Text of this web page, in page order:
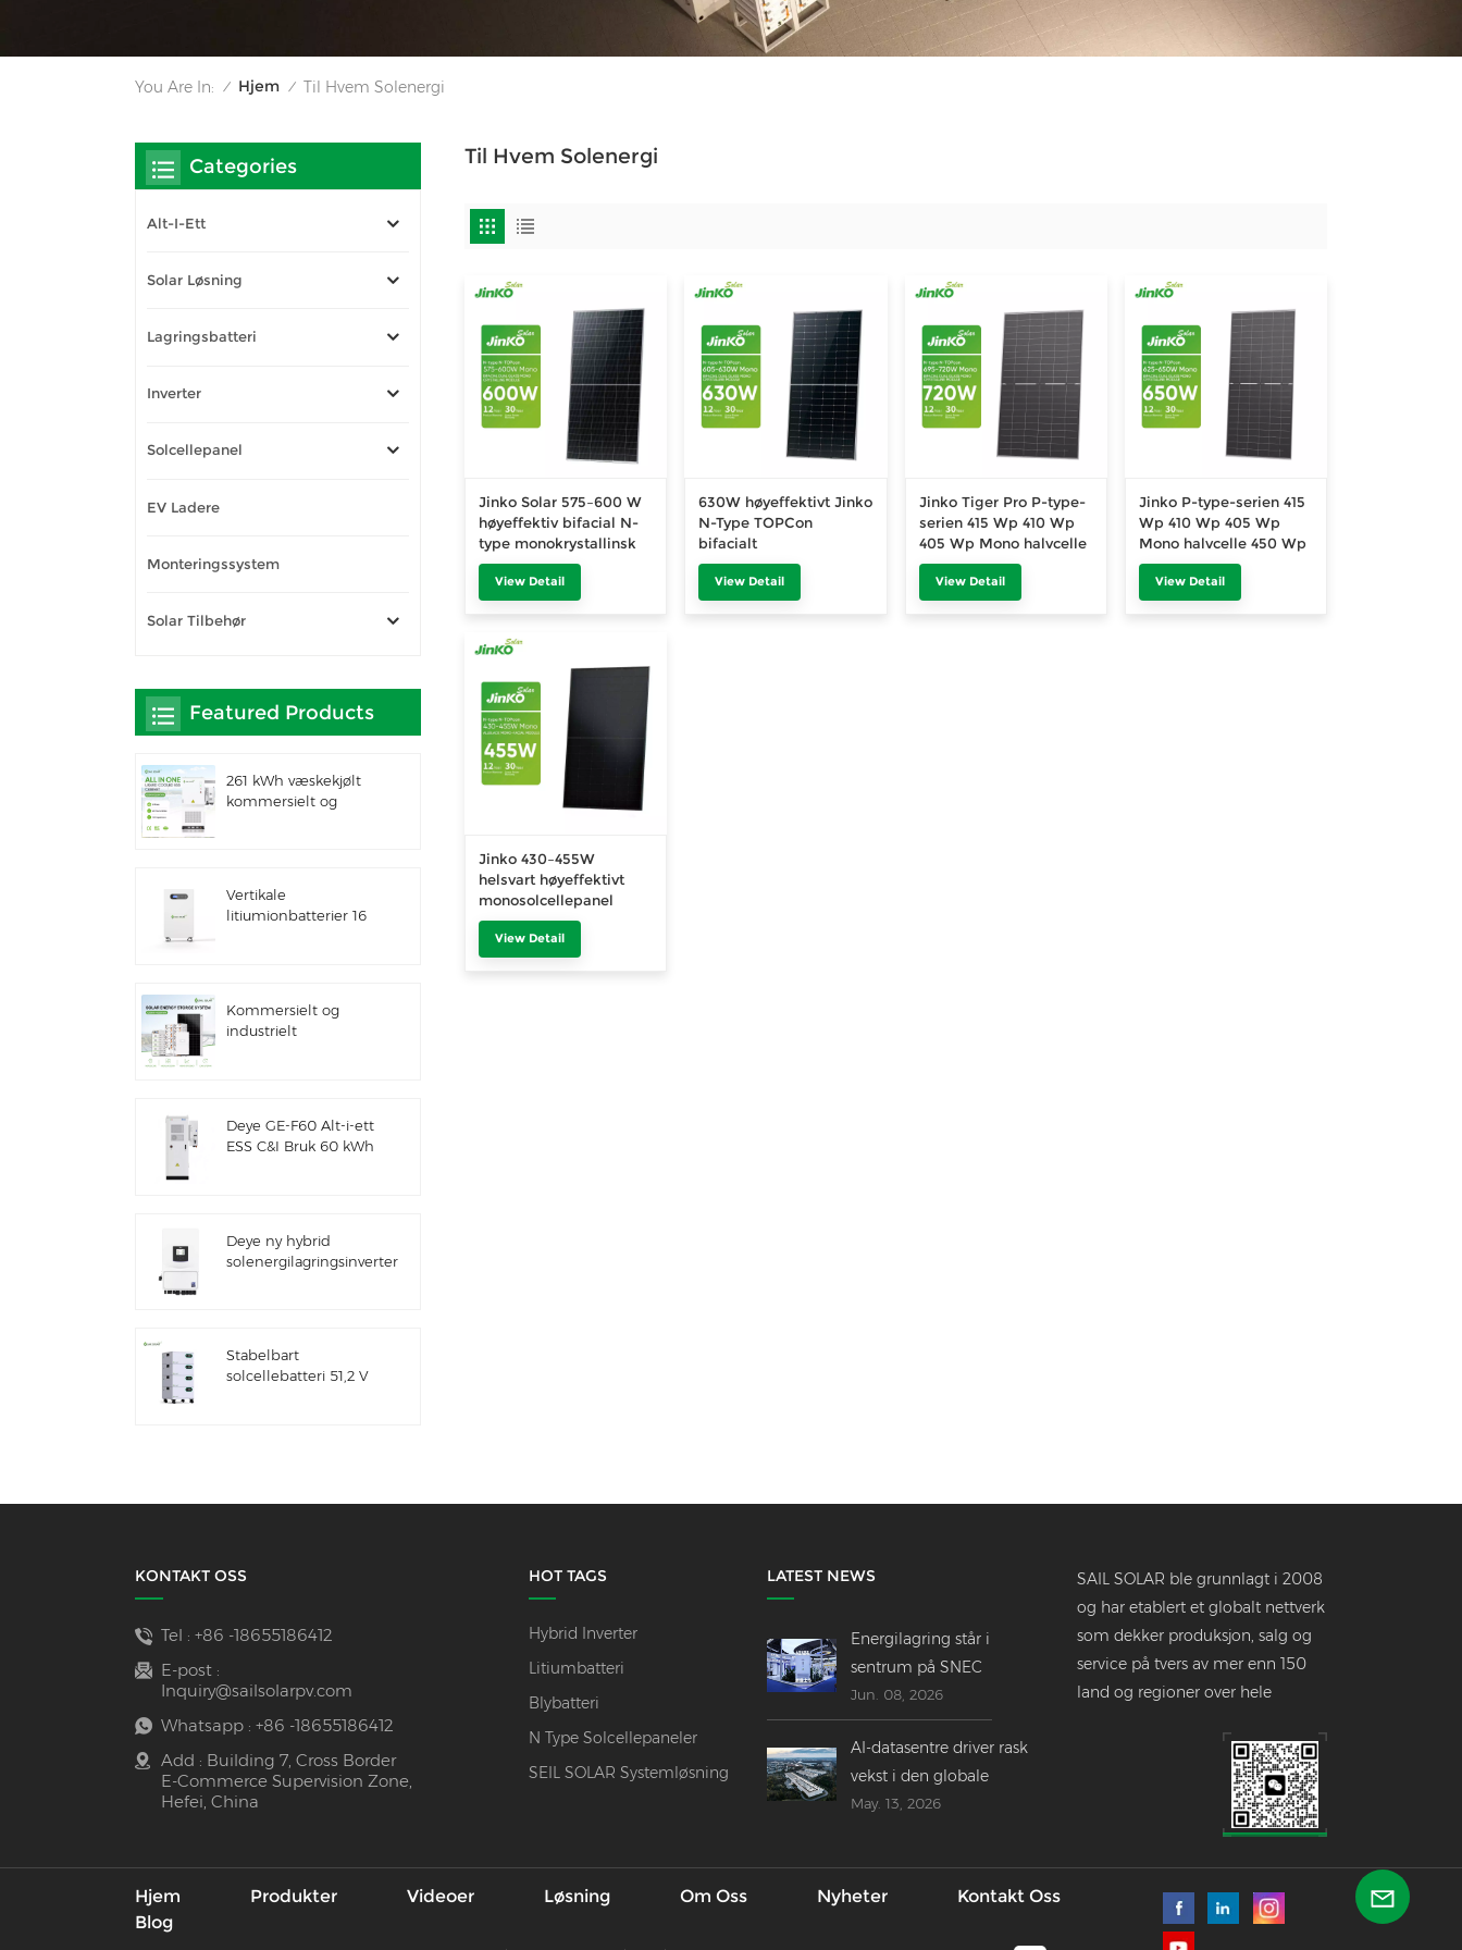
You Are In: / Hjem / Til Hvem Solenergi
Til Hvem Solenergi
Jinko Solar 575–600 W
høyeffektiv bifacial N-
type monokrystallinsk
PV-modul med høy
effekt 600 W
View Detail
630W høyeffektivt Jinko
N-Type TOPCon
bifacialt
monokrystallinsk
solpanel 605W til 630W
View Detail
Jinko Tiger Pro P-type-
serien 415 Wp 410 Wp
405 Wp Mono halvcelle
450 Wp 460 Wp 470 Wp
Bifacial solcellepanel
PV-modul 550 Wp 545
View Detail
Jinko P-type-serien 415
Wp 410 Wp 405 Wp
Mono halvcelle 450 Wp
460 Wp 470 Wp Bifacial
solcellepanel PV-modul
550 Wp 545 Wp 540
View Detail
Jinko 430–455W
helsvart høyeffektivt
monosolcellepanel
View Detail
Categories
Alt-I-Ett
Solar Løsning
Lagringsbatteri
Inverter
Solcellepanel
EV Ladere
Monteringssystem
Solar Tilbehør
Featured Products
261 kWh væskekjølt
kommersielt og
Vertikale
litiumionbatterier 16
Kommersielt og
industrielt
Deye GE-F60 Alt-i-ett
ESS C&I Bruk 60 kWh
Deye ny hybrid
solenergilagringsinverter
Stabelbart
solcellebatteri 51,2 V
KONTAKT OSS
Tel : +86 -18655186412
E-post :
Inquiry@sailsolarpv.com
Whatsapp : +86 -18655186412
Add : Building 7, Cross Border
E-Commerce Supervision Zone,
Hefei, China
HOT TAGS
Hybrid Inverter
Litiumbatteri
Blybatteri
N Type Solcellepaneler
SEIL SOLAR Systemløsning
LATEST NEWS
Energilagring står i
sentrum på SNEC
2026 ------
Innovasjoner,
fusjoner og
globale utsikter
Jun. 08, 2026
AI-datasentre driver rask
vekst i den globale
energilagringsindustrien
May. 13, 2026
SAIL SOLAR ble grunnlagt i 2008
og har etablert et globalt nettverk
som dekker produksjon, salg og
service på tvers av mer enn 150
land og regioner over hele
Hjem Produkter Videoer Løsning Om Oss Nyheter
Kontakt Oss
Blog